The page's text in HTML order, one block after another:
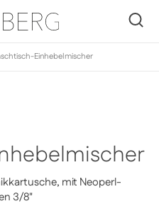
Einhebelmischer
mit Neoperl-
3/8"